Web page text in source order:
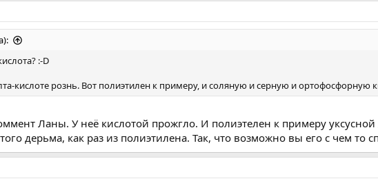
:-D
кислоте рознь. Вот полиэтилен к примеру, и соляную и серную и ортофосфорную
Ланы. У неё кислотой прожгло. И полиэтелен к примеру уксусной
дерьма, как раз из полиэтилена. Так, что возможно вы его с чем то